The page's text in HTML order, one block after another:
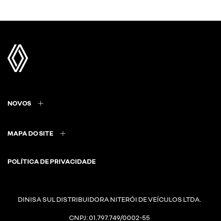
NOVOS
MAPA DO SITE
POLÍTICA DE PRIVACIDADE
DINISA SUL DISTRIBUIDORA NITERÓI DE VEÍCULOS LTDA.
CNPJ: 01.797.749/0002-55